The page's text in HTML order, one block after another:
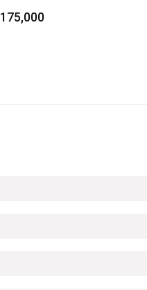
175,000